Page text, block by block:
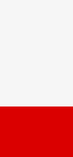
opción,
y sílabos
de